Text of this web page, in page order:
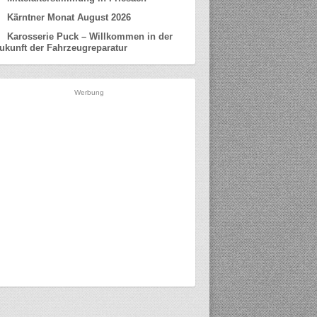
Kärntner Monat August 2026
Karosserie Puck – Willkommen in der
der Fahrzeugreparatur
Werbung